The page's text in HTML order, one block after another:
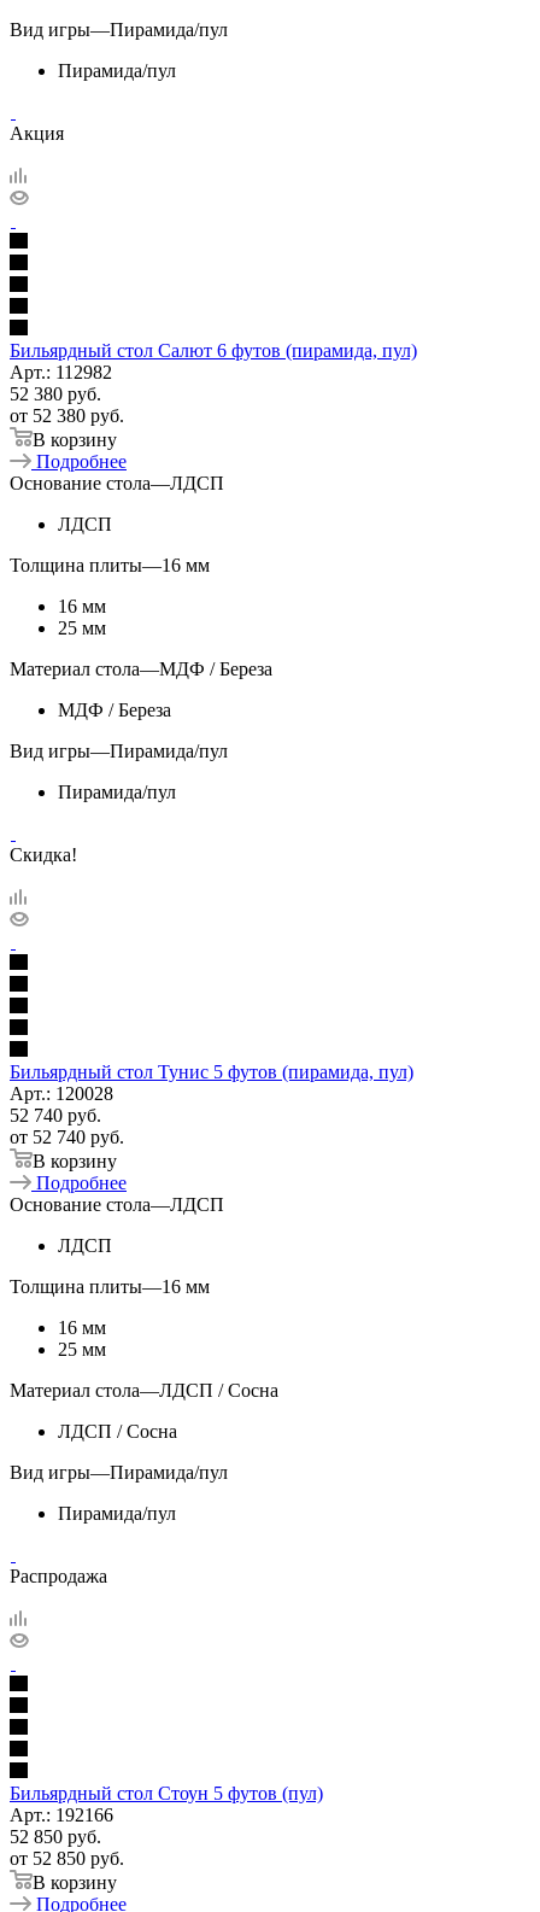
Вид игры—Пирамида/пул
Пирамида/пул
Акция
Бильярдный стол Салют 6 футов (пирамида, пул)
Арт.: 112982
52 380 руб.
от 52 380 руб.
В корзину
Подробнее
Основание стола—ЛДСП
ЛДСП
Толщина плиты—16 мм
16 мм
25 мм
Материал стола—МДФ / Береза
МДФ / Береза
Вид игры—Пирамида/пул
Пирамида/пул
Скидка!
Бильярдный стол Тунис 5 футов (пирамида, пул)
Арт.: 120028
52 740 руб.
от 52 740 руб.
В корзину
Подробнее
Основание стола—ЛДСП
ЛДСП
Толщина плиты—16 мм
16 мм
25 мм
Материал стола—ЛДСП / Сосна
ЛДСП / Сосна
Вид игры—Пирамида/пул
Пирамида/пул
Распродажа
Бильярдный стол Стоун 5 футов (пул)
Арт.: 192166
52 850 руб.
от 52 850 руб.
В корзину
Подробнее